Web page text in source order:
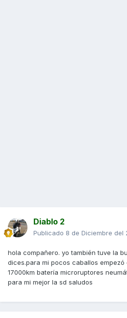
Diablo 2
Publicado 8 de Diciembre del
hola compañero. yo también tuve la
dices.para mi pocos caballos
17000km batería microruptores
para mi mejor la sd saludos